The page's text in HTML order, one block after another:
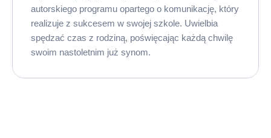
autorskiego programu opartego o komunikację, który
realizuje z sukcesem w swojej szkole. Uwielbia
spędzać czas z rodziną, poświęcając każdą chwilę
swoim nastoletnim już synom.